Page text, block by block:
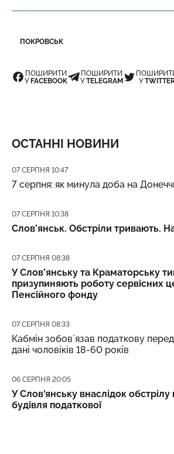
ПОКРОВСЬК
ПОШИРИТИ
У FACEBOOK
ПОШИРИТИ
УTELEGRAM
У
ОСТАННІ НОВИНИ
Дата публікації
07 СЕРПНЯ 10:47
7 серпня: як минула доба на
Дата публікації
07 СЕРПНЯ 10:38
Слов’янськ. Обстріли тривають.
Дата публікації
07 СЕРПНЯ 08:38
У Слов’янську та Краматорську
призупиняють роботу сервісних
Пенсійного фонду
Дата публікації
07 СЕРПНЯ 08:33
Кабмін зобовʼязав податкову
дані чоловіків 18-60 років
Дата публікації
06 СЕРПНЯ 20:05
У Слов'янську внаслідок
будівля податкової